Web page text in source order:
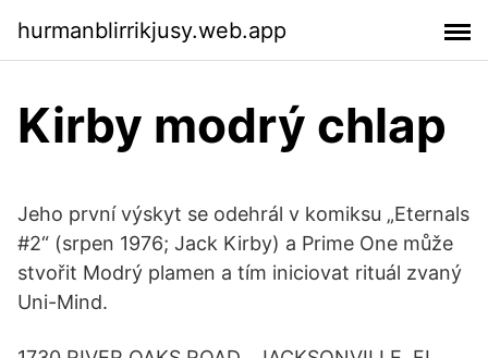
hurmanblirrikjusy.web.app
Kirby modrý chlap
Jeho první výskyt se odehrál v komiksu „Eternals
#2“ (srpen 1976; Jack Kirby) a Prime One může
stvořit Modrý plamen a tím iniciovat rituál zvaný
Uni-Mind.